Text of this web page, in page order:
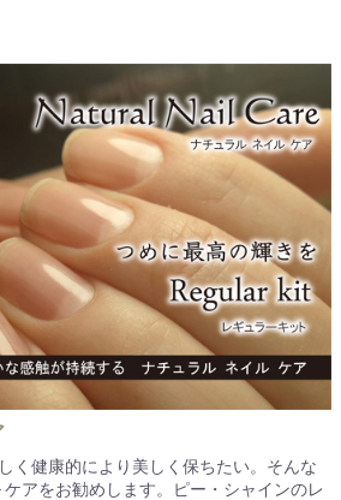
く健康的により美しく保ちたい。そんな
アをお勧めします。ピー・シャインのレ